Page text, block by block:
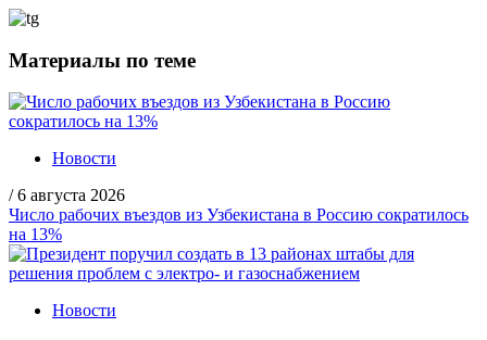
Материалы по теме
Новости
/ 6 августа 2026
Число рабочих въездов из Узбекистана в Россию сократилось
на 13%
Новости